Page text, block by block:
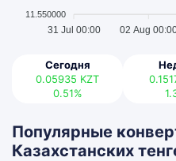
11.550000
31 Jul 00:00 02 Aug
Сегодня
0.05935 KZT
0.51%
Популярные
Казахстанских